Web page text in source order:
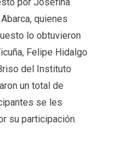
quienes
lo obtuvieron
Felipe Hidalgo
del Instituto
un total de
se les
su participación.